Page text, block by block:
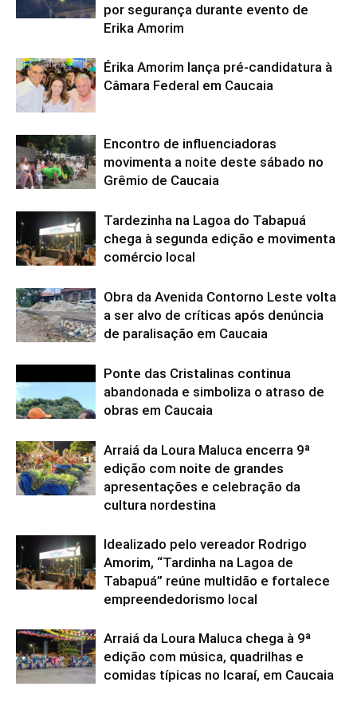
por segurança durante evento de
Erika Amorim
Érika Amorim lança pré-candidatura à
Câmara Federal em Caucaia
Encontro de influenciadoras
movimenta a noite deste sábado no
Grêmio de Caucaia
Tardezinha na Lagoa do Tabapuá
chega à segunda edição e movimenta
comércio local
Obra da Avenida Contorno Leste volta
a ser alvo de críticas após denúncia
de paralisação em Caucaia
Ponte das Cristalinas continua
abandonada e simboliza o atraso de
obras em Caucaia
Arraiá da Loura Maluca encerra 9ª
edição com noite de grandes
apresentações e celebração da
cultura nordestina
Idealizado pelo vereador Rodrigo
Amorim, “Tardinha na Lagoa de
Tabapuá” reúne multidão e fortalece
empreendedorismo local
Arraiá da Loura Maluca chega à 9ª
edição com música, quadrilhas e
comidas típicas no Icaraí, em Caucaia